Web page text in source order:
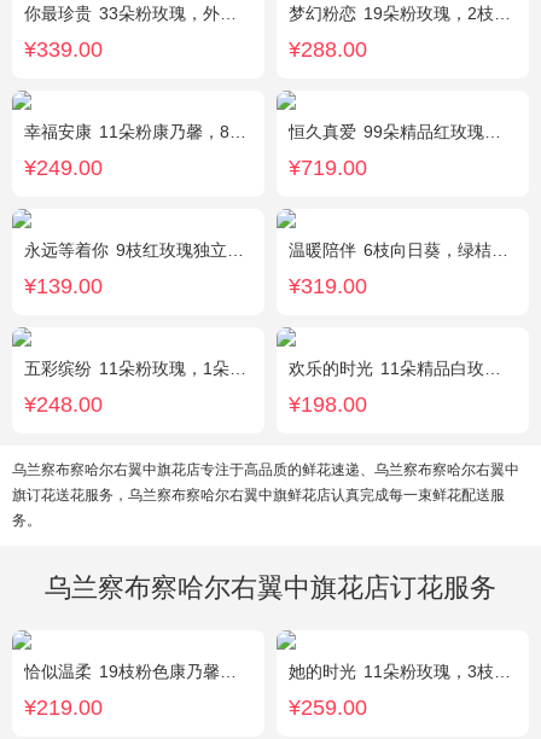
你最珍贵 33朵粉玫瑰，外围满天星
¥339.00
梦幻粉恋 19朵粉玫瑰，2枝白色香水百合、尤加利叶搭配
¥288.00
幸福安康 11朵粉康乃馨，8朵粉玫瑰，搭配相思梅、黄莺穿插点缀。
¥249.00
恒久真爱 99朵精品红玫瑰，粉色相思梅丰满围边，搭配皇冠、黑色缎带装饰
¥719.00
永远等着你 9枝红玫瑰独立包装，黄英丰满。
¥139.00
温暖陪伴 6枝向日葵，绿桔梗丰满，栀子叶搭配
¥319.00
五彩缤纷 11朵粉玫瑰，1朵粉绣球，白色乒乓菊，桔梗、绿叶搭配
¥248.00
欢乐的时光 11朵精品白玫瑰，搭配适量黄莺，随机赠送1只可爱小熊。
¥198.00
乌兰察布察哈尔右翼中旗花店专注于高品质的鲜花速递、乌兰察布察哈尔右翼中
旗订花送花服务，乌兰察布察哈尔右翼中旗鲜花店认真完成每一束鲜花配送服
务。
乌兰察布察哈尔右翼中旗花店订花服务
恰似温柔 19枝粉色康乃馨，搭配适量情人草、尤加利叶
¥219.00
她的时光 11朵粉玫瑰，3枝白色多头百合，白色洋桔梗
¥259.00